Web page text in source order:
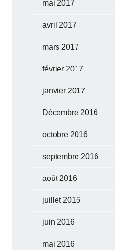
mai 2017
avril 2017
mars 2017
février 2017
janvier 2017
Décembre 2016
octobre 2016
septembre 2016
août 2016
juillet 2016
juin 2016
mai 2016